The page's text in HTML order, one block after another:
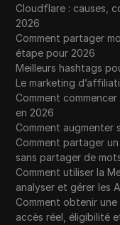
Cloudflare : causes,
2026
Comment partager
étape pour 2026
Meilleurs hashtags
Le marketing
Comment
en 2026
Comment augmenter
Comment partager
sans partager de
Comment utiliser la
analyser et gérer les
Comment obtenir
accès réel, éligibilité